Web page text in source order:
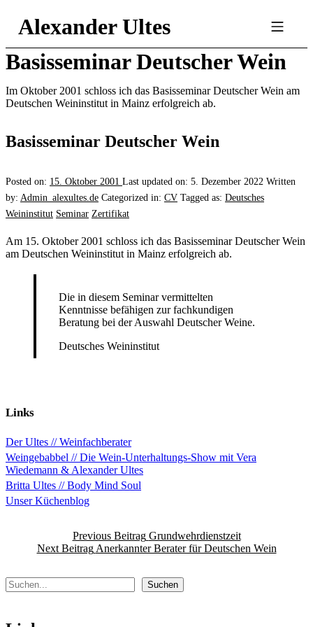
main
navigation
main
content
footer
Alexander Ultes
Menu
Basisseminar Deutscher Wein
Im Oktober 2001 schloss ich das Basisseminar Deutscher Wein am
Deutschen Weininstitut in Mainz erfolgreich ab.
Basisseminar Deutscher Wein
Posted on: 15. Oktober 2001 Last updated on: 5. Dezember 2022 Written
by: Admin_alexultes.de Categorized in: CV Tagged as: Deutsches
Weininstitut Seminar Zertifikat
Am 15. Oktober 2001 schloss ich das Basisseminar Deutscher Wein
am Deutschen Weininstitut in Mainz erfolgreich ab.
Die in diesem Seminar vermittelten
Kenntnisse befähigen zur fachkundigen
Beratung bei der Auswahl Deutscher Weine.
Deutsches Weininstitut
to
navigation
Links
Der Ultes // Weinfachberater
Weingebabbel // Die Wein-Unterhaltungs-Show mit Vera
Wiedemann & Alexander Ultes
Britta Ultes // Body Mind Soul
Unser Küchenblog
Beitragsnavigation
Previous Beitrag Grundwehrdienstzeit
Next Beitrag Anerkannter Berater für Deutschen Wein
Suchen Suchen